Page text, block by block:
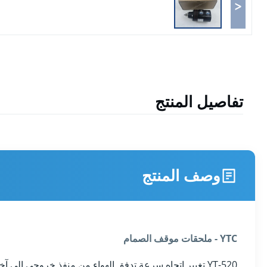
<
تفاصيل المنتج
وصف المنتج
YTC - ملحقات موقف الصمام